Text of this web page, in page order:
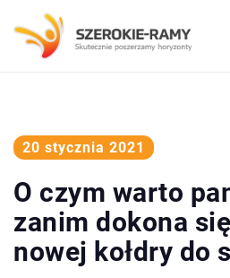
20 stycznia 2021
O czym warto
zanim dokona
nowej kołdry do